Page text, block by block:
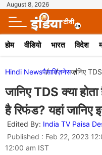
August 8, 2026
होम वीडियो भारत विदेश
Hindi Newsपैसाबिज़नेसजानिए
जानिए TDS क्या
है रिफंड? यहां
Edited By: India TV Paisa
Published : Feb 22, 2023
12:00 am IST